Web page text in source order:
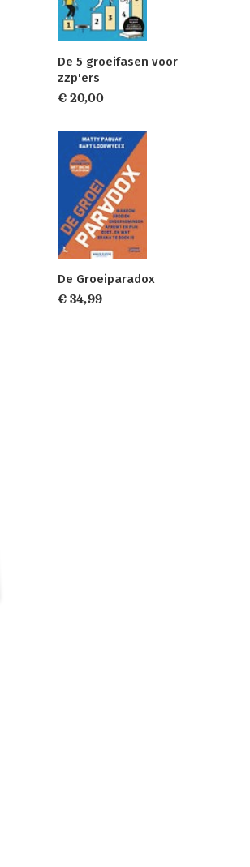
De 5 groeifasen voor
zzp'ers
€ 20,00
De Groeiparadox
€ 34,99